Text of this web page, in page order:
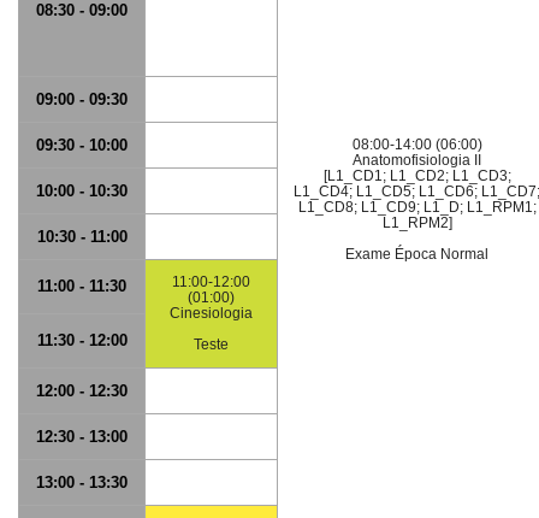
08:00-14:00 (06:00)
Anatomofisiologia II
[L1_CD1; L1_CD2; L1_CD3;
L1_CD4; L1_CD5; L1_CD6; L1_CD7;
L1_CD8; L1_CD9; L1_D; L1_RPM1;
L1_RPM2]
Exame Época Normal
08:30 - 09:00
09:00 - 09:30
09:30 - 10:00
10:00 - 10:30
10:30 - 11:00
11:00 - 11:30
11:00-12:00
(01:00)
Cinesiologia
Teste
11:30 - 12:00
12:00 - 12:30
12:30 - 13:00
13:00 - 13:30